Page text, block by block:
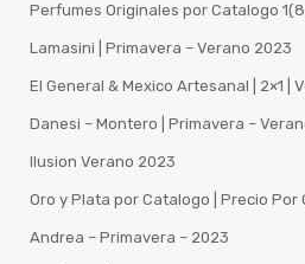
Perfumes Originales por Catalogo
Lamasini | Primavera – Verano 2023
El General & Mexico Artesanal | 2×1 |
Danesi – Montero | Primavera –
Ilusion Verano 2023
Oro y Plata por Catalogo | Precio Por
Andrea – Primavera – 2023